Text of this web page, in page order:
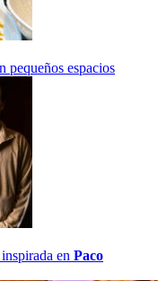
pequeños espacios
en Paco